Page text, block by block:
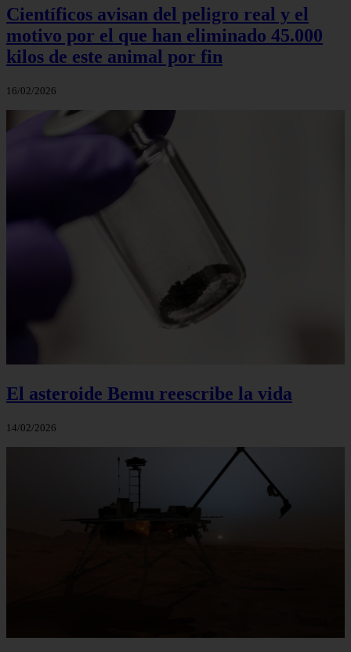
Científicos avisan del peligro real y el
motivo por el que han eliminado 45.000
kilos de este animal por fin
16/02/2026
El asteroide Bemu reescribe la vida
14/02/2026